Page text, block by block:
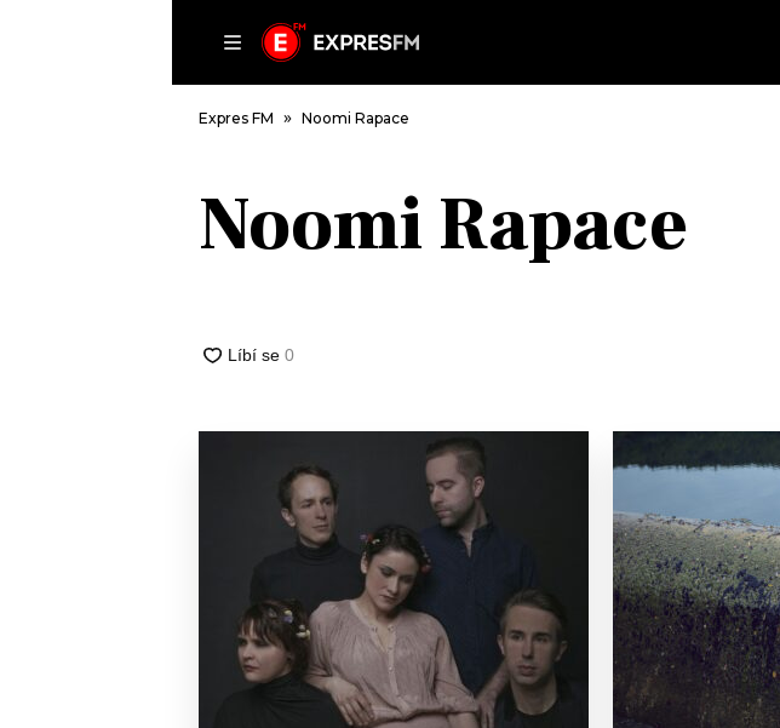
DOMŮ
HUDBA
MIX
OSTATNÍ
PODCASTY
JAK NALADIT
RÁDIO
PLAYLIST
Expres FM Noomi Rapace
Noomi Rapace